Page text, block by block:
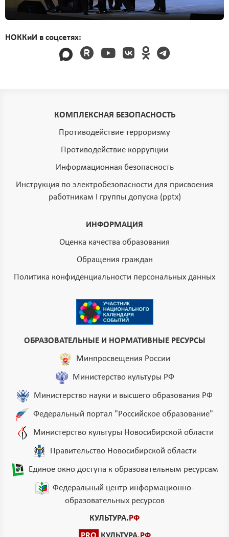
НОККиИ в соцсетях:
КОМПЛЕКСНАЯ БЕЗОПАСНОСТЬ
Противодействие терроризму
Противодействие коррупции
Информационная безопасность
Инструкция по электробезопасности для присвоения
работникам I группы допуска (pptx)
ИНФОРМАЦИЯ
Оценка качества образования
Обращения граждан
Политика конфиденциальности персональных данных
ОБРАЗОВАТЕЛЬНЫЕ И НОРМАТИВНЫЕ РЕСУРСЫ
Минпросвещения России
Министерство культуры РФ
Министерство науки и высшего образования РФ
Федеральный портал "Российское образование"
Министерство культуры Новосибирской области
Правительство Новосибирской области
Единое окно доступа к образовательным ресурсам
Федеральный центр информационно-
образовательных ресурсов
КУЛЬТУРА.РФ